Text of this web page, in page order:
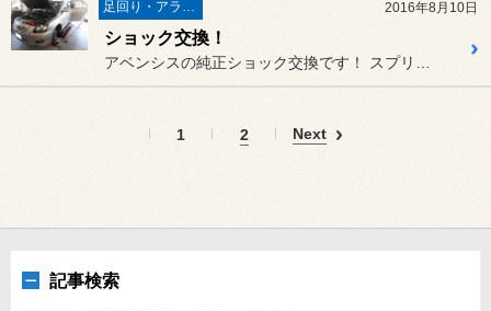
足回り・アライメント 2016年8月10日
ショック交換！
1 2 Next
記事検索